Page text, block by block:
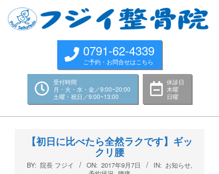
content
0791-62-4339
ご予約・お問合せはこちら
受付時間
月・火・水・金／9:00~20:00
土曜・祝日／9:00~13:00
休診日
木曜
日曜
【初日に比べたら全然ラクです】ギッ
クリ腰
BY: 院長 フジイ ON: 2017年9月7日 IN: お知らせ,